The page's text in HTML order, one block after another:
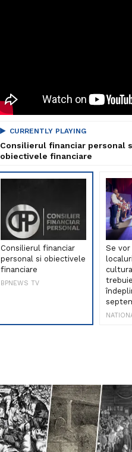
CURRENTLY PLAYING
Consilierul financiar personal
obiectivele financiare
Consilierul financiar
personal si obiectivele
financiare
BPNEWS TV
Se vor